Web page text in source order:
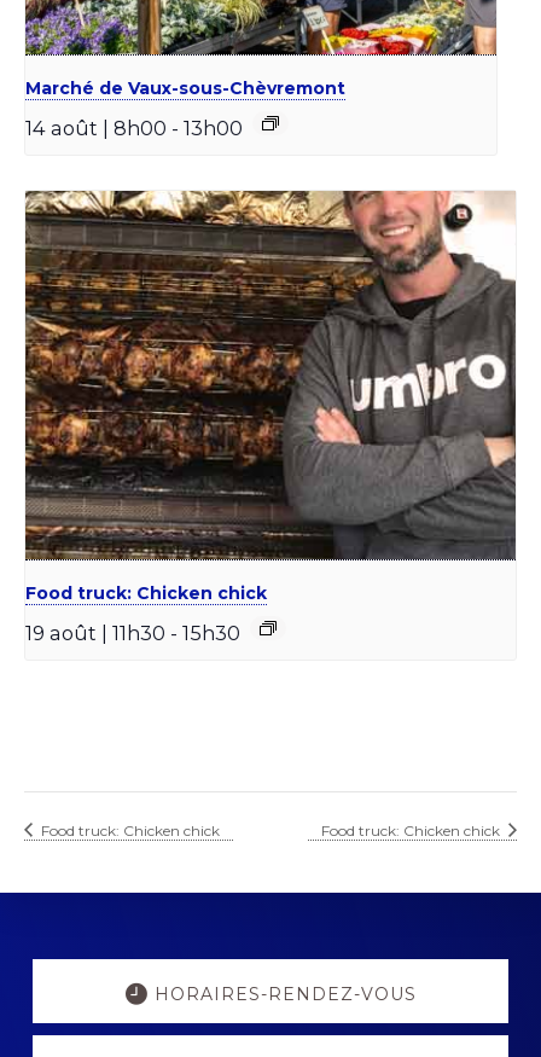
Marché de Vaux-sous-Chèvremont
14 août | 8h00 - 13h00
Food truck: Chicken chick
19 août | 11h30 - 15h30
Food truck: Chicken chick Food truck: Chicken chick
Explore
HORAIRES-RENDEZ-VOUS